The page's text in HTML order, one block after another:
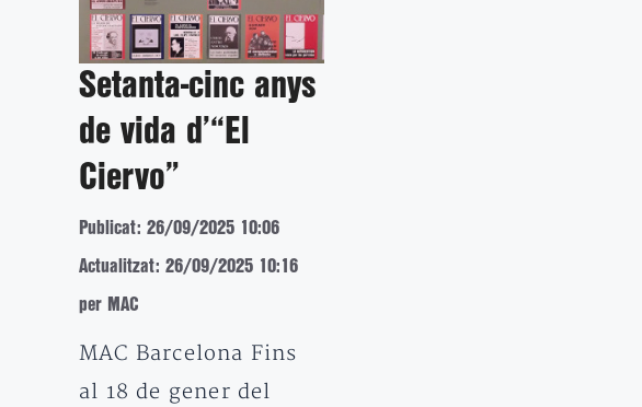
Setanta-cinc anys
de vida d’“El
Ciervo”
Publicat: 26/09/2025 10:06
Actualitzat: 26/09/2025 10:16
per MAC
MAC Barcelona Fins
al 18 de gener del